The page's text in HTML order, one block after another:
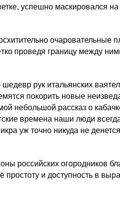
успешно маскировался
очаровательные
проведя границу между
шедевр рук итальянских
покорить новые
небольшой рассказ о
времена наши люди
уж точно никуда не
российских огородников
простоту и доступность в